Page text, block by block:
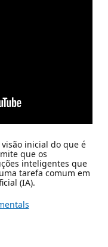
inicial do que é
que os
inteligentes que
tarefa comum em
(IA).